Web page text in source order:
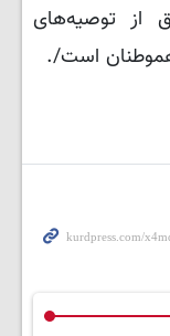
از توصیه‌های
است/.